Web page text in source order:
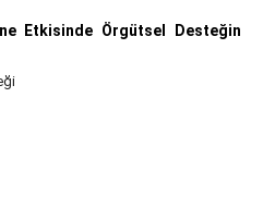
Etkisinde Örgütsel Desteğin